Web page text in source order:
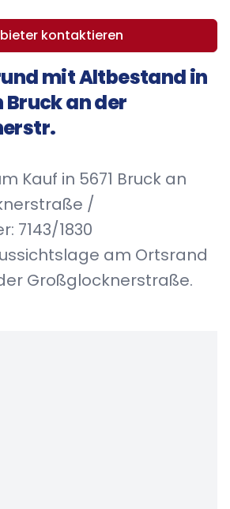
kontaktieren
mit Altbestand in
an der
Kauf in 5671 Bruck an
/
7143/1830
am Ortsrand
Großglocknerstraße.